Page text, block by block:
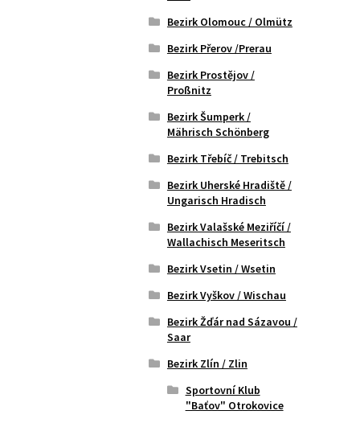
Bezirk Olomouc / Olmütz
Bezirk Přerov /Prerau
Bezirk Prostějov /
Proßnitz
Bezirk Šumperk /
Mährisch Schönberg
Bezirk Třebíč / Trebitsch
Bezirk Uherské Hradiště /
Ungarisch Hradisch
Bezirk Valašské Meziříčí /
Wallachisch Meseritsch
Bezirk Vsetin / Wsetin
Bezirk Vyškov / Wischau
Bezirk Žďár nad Sázavou /
Saar
Bezirk Zlín / Zlin
Sportovní Klub
"Baťov" Otrokovice